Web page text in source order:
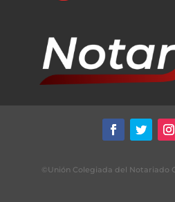
©Unión Colegiada del Notariado